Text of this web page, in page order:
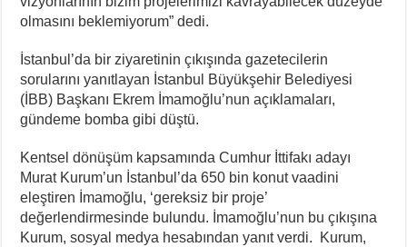
olmasını beklemiyorum” dedi.
İstanbul’da bir ziyaretinin çıkışında gazetecilerin
sorularını yanıtlayan İstanbul Büyükşehir Belediyesi
(İBB) Başkanı Ekrem İmamoğlu’nun açıklamaları,
gündeme bomba gibi düştü.
Kentsel dönüşüm kapsamında Cumhur İttifakı adayı
Murat Kurum’un İstanbul’da 650 bin konut vaadini
eleştiren İmamoğlu, ‘gereksiz bir proje’
değerlendirmesinde bulundu. İmamoğlu’nun bu çıkışına
Kurum, sosyal medya hesabından yanıt verdi. Kurum,